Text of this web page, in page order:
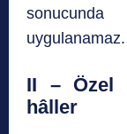
uygulanamaz.
II – Özel
hâller